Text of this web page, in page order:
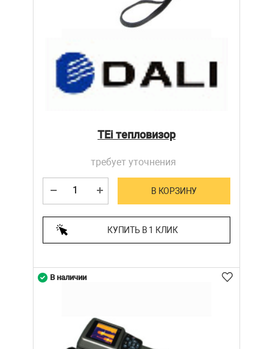
TEi тепловизор
требует уточнения
В КОРЗИНУ
КУПИТЬ В 1 КЛИК
В наличии